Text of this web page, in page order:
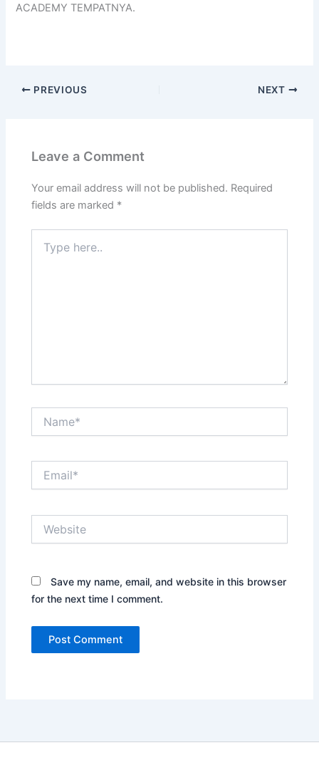
ACADEMY TEMPATNYA.
PREVIOUS NEXT
Leave a Comment
Your email address will not be published. Required
fields are marked *
here..
Save my name, email, and website in this browser
for the next time I comment.